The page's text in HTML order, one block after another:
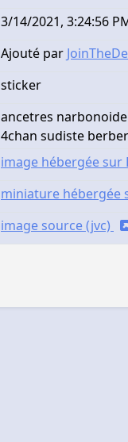
3/14/2021, 3:24:56
Ajouté par
sticker
ancetres
4chan sudiste
image hébergée sur
miniature hébergée
image source (jvc)